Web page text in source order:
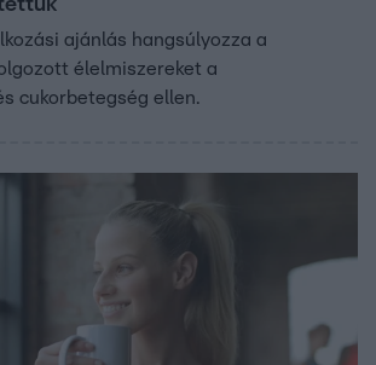
ajánlás hangsúlyozza a
élelmiszereket a
cukorbetegség ellen.